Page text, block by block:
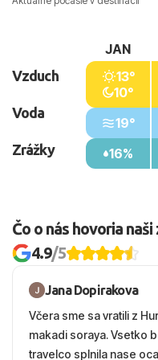
Vzduch
Voda
Zrážky
JAN
13°
10°
19°
16%
Čo o nás hovoria naši
4.9/5
Jana Dopirakova
Včera sme sa vratili z
makadi soraya. Vsetko
travelco splnila nase